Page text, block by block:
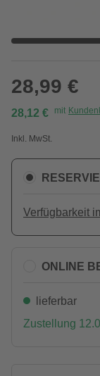
28,99 €
28,12 € mit
Inkl. MwSt.
Verfügbarkeit
ONLINE
lieferbar
Zustellung